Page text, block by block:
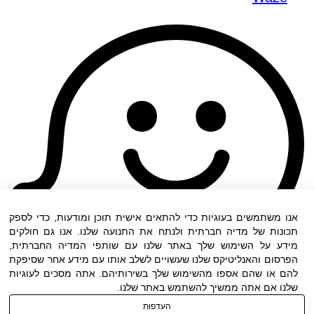
אנו משתמשים בעוגיות כדי להתאים אישית תוכן ומודעות, כדי לספק
תכונות של מדיה חברתית ולנתח את התנועה שלנו. אנו גם חולקים
מידע על השימוש שלך באתר שלנו עם שותפי המדיה החברתית,
הפרסום והאנליטיקס שלנו שעשויים לשלב אותו עם מידע אחר שסיפקת
להם או שהם אספו מהשימוש שלך בשירותיהם. אתה מסכים לעוגיות
שלנו אם אתה ממשיך להשתמש באתר שלנו.
העדפות